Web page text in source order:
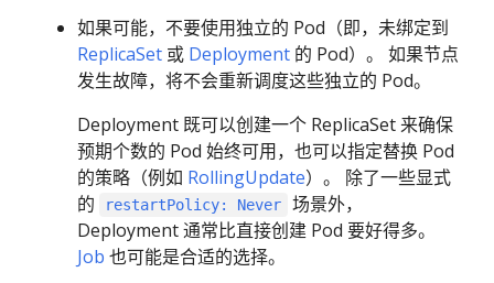
如果可能，不要使用独立的 Pod（即，未绑定到
ReplicaSet 或 Deployment 的 Pod）。 如果节点
发生故障，将不会重新调度这些独立的 Pod。
Deployment 既可以创建一个 ReplicaSet 来确保
预期个数的 Pod 始终可用，也可以指定替换 Pod
的策略（例如 RollingUpdate）。 除了一些显式
的
restartPolicy: Never
场景外，
Deployment 通常比直接创建 Pod 要好得多。
Job 也可能是合适的选择。